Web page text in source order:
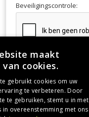
Beveiligingscontrole:
maakt
cookies.
gebruikt cookies om uw
te verbeteren. Door
te gebruiken, stemt u in met
in overeenstemming met ons